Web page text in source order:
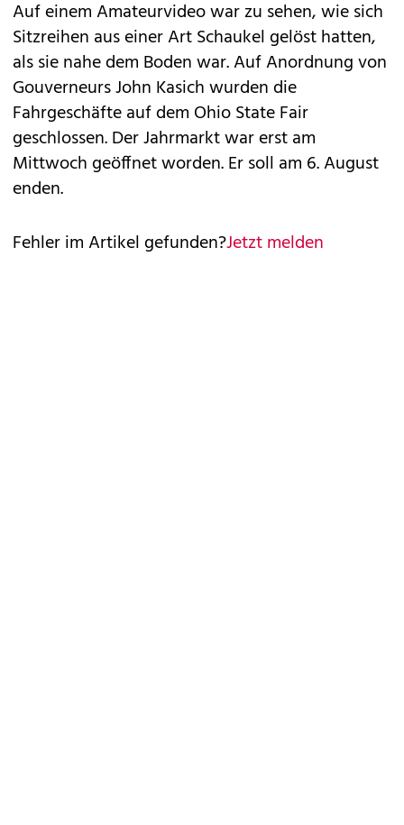
Auf einem Amateurvideo war zu sehen, wie sich
Sitzreihen aus einer Art Schaukel gelöst hatten,
als sie nahe dem Boden war. Auf Anordnung von
Gouverneurs John Kasich wurden die
Fahrgeschäfte auf dem Ohio State Fair
geschlossen. Der Jahrmarkt war erst am
Mittwoch geöffnet worden. Er soll am 6. August
enden.
Fehler im Artikel gefunden?Jetzt melden